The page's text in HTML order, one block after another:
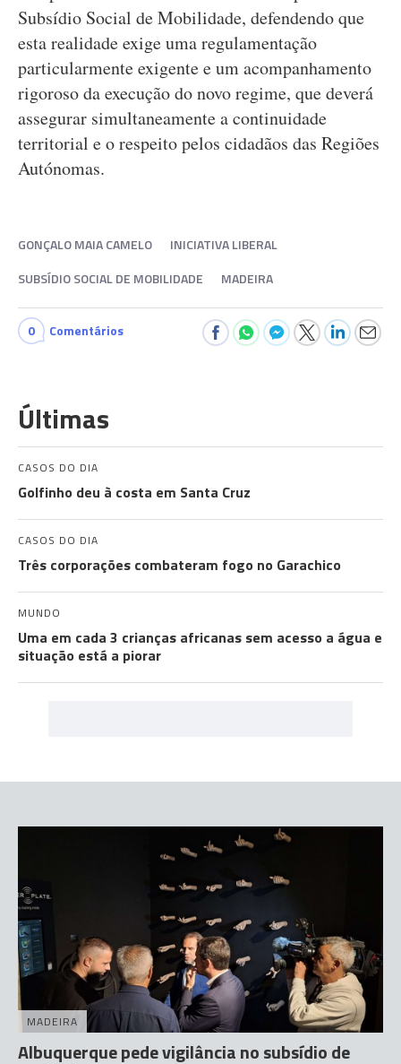
Subsídio Social de Mobilidade, defendendo que
esta realidade exige uma regulamentação
particularmente exigente e um acompanhamento
rigoroso da execução do novo regime, que deverá
assegurar simultaneamente a continuidade
territorial e o respeito pelos cidadãos das Regiões
Autónomas.
GONÇALO MAIA CAMELO
INICIATIVA LIBERAL
SUBSÍDIO SOCIAL DE MOBILIDADE
MADEIRA
0 Comentários
Últimas
CASOS DO DIA
Golfinho deu à costa em Santa Cruz
CASOS DO DIA
Três corporações combateram fogo no Garachico
MUNDO
Uma em cada 3 crianças africanas sem acesso a água e
situação está a piorar
MADEIRA
Albuquerque pede vigilância no subsídio de